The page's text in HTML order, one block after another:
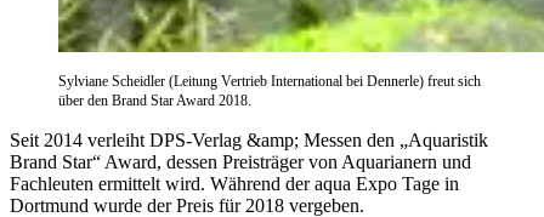
Sylviane Scheidler (Leitung Vertrieb International bei Dennerle) freut sich
über den Brand Star Award 2018.
Seit 2014 verleiht DPS-Verlag &amp; Messen den „Aquaristik
Brand Star“ Award, dessen Preisträger von Aquarianern und
Fachleuten ermittelt wird. Während der aqua Expo Tage in
Dortmund wurde der Preis für 2018 vergeben.